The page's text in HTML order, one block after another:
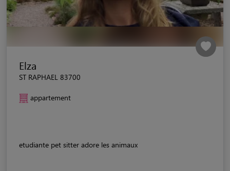
Elza
ST RAPHAEL 83700
appartement
etudiante pet sitter adore les animaux